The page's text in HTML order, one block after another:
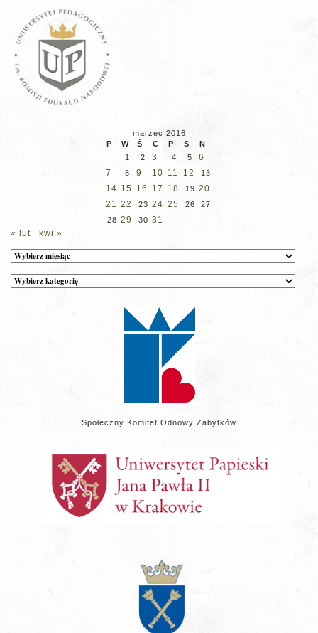
marzec 2016
P
W Ś C P S
N
1
2 3 4 5
6
7
8 9 10 11 12 13
14 15 16 17 18 19 20
21
22 23 24 25 26
27
28 29 30 31
« lut
kwi »
Archiwum
Kategorie
wpisów
Społeczny Komitet Odnowy Zabytków